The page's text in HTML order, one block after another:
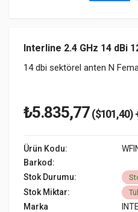
Interline 2.4 GHz 14 dBi
14 dbi sektörel anten N
₺5.835,77 ($101,40)
Ürün Kodu:
Barkod:
Stok Durumu:
Stok Miktar:
Marka